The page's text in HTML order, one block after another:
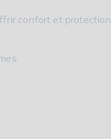
confort et protection